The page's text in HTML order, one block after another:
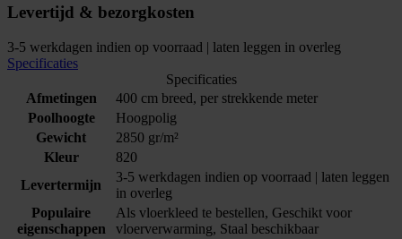
Levertijd & bezorgkosten
3-5 werkdagen indien op voorraad | laten leggen in overleg
Specificaties
Specificaties
Afmetingen
400 cm breed, per strekkende meter
Poolhoogte
Hoogpolig
Gewicht
2850 gr/m²
Kleur
820
Levertermijn
3-5 werkdagen indien op voorraad | laten leggen
in overleg
Populaire
eigenschappen
Als vloerkleed te bestellen, Geschikt voor
vloerverwarming, Staal beschikbaar